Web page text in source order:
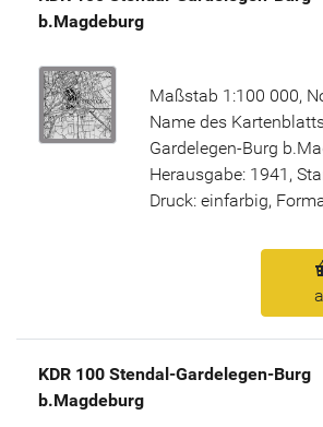
b.Magdeburg
Maßstab 1:100 000,
Name des
Gardelegen-Burg
Herausgabe: 1941,
Druck: einfarbig,
KDR 100 Stendal-Gardelegen-Burg
b.Magdeburg